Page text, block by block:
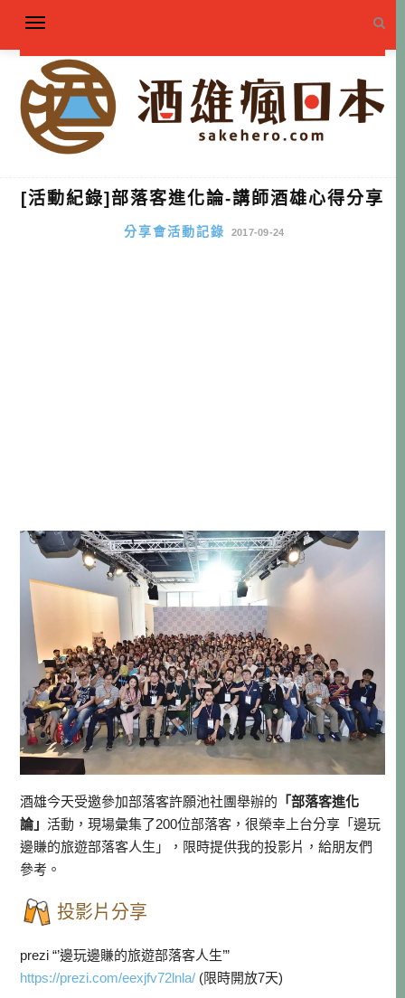
[活動紀錄]部落客進化論-講師酒雄心得分享
分享會活動記錄 2017-09-24
酒雄今天受邀參加部落客許願池社團舉辦的 「部落客進化
論」活動，現場彙集了200位部落客，很榮幸上台分享「邊玩
邊賺的旅遊部落客人生」，限時提供我的投影片，給朋友們
參考。
投影片分享
prezi “’邊玩邊賺的旅遊部落客人生’”
https://prezi.com/eexjfv72lnla/ (限時開放7天)